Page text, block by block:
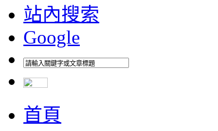
站內搜索
Google
首頁